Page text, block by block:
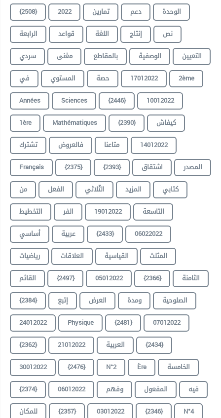
{2508} 2022 تمارين دعم
الوحدة
الرابعة
قواعد اللغة إنتاج
نص
سردي
مغنى بالمقاطع الوصفية
التعيين
في
المستوي حصة 17012022
2ème
Années
Sciences {2446}
10012022
1ère
Mathématiques {2390}
كيفاش
تشترك
فالعروض متاعنا
14012022
Français
{2375} {2393} اشتقاق
المصدر
من
الفعل الثّلاثي المزيد
كتابي
التخطيط
الفر 19012022
التاسعة
أساسي
عربية {2433}
06022022
رياضيات
العلاقات القياسية
المثلث
القائم
{2497} 05012022 {2366}
الثامنة
{2384}
إتبع العرض ومدة
الصلوحية
24012022
Physique {2481}
07012022
{2362}
21012022 العربية
{2434}
30012022
{2476} N°2 Ère
الخامسة
{2374}
06012022 وفهم المفعول
فيه
للمكان
{2357} 03012022 {2346}
N°4